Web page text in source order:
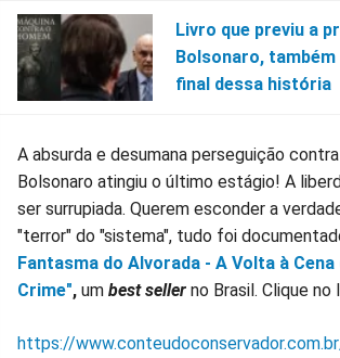
Livro que previu a
Bolsonaro,
final dessa história
A absurda e desumana perseguição
Bolsonaro atingiu o último estágio! A
ser surrupiada. Querem esconder a
"terror" do "sistema", tudo foi
Fantasma do Alvorada - A Volta à Cena
Crime", um best seller no Brasil. Clique no
https://